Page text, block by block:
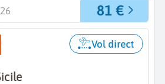
81 €
Vol direct